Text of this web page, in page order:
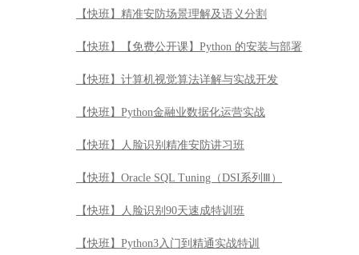
【快班】精准安防场景理解及语义分割
【快班】【免费公开课】Python 的安装与部署
【快班】计算机视觉算法详解与实战开发
【快班】Python金融业数据化运营实战
【快班】人脸识别精准安防讲习班
【快班】Oracle SQL Tuning（DSI系列Ⅲ）
【快班】人脸识别90天速成特训班
【快班】Python3入门到精通实战特训